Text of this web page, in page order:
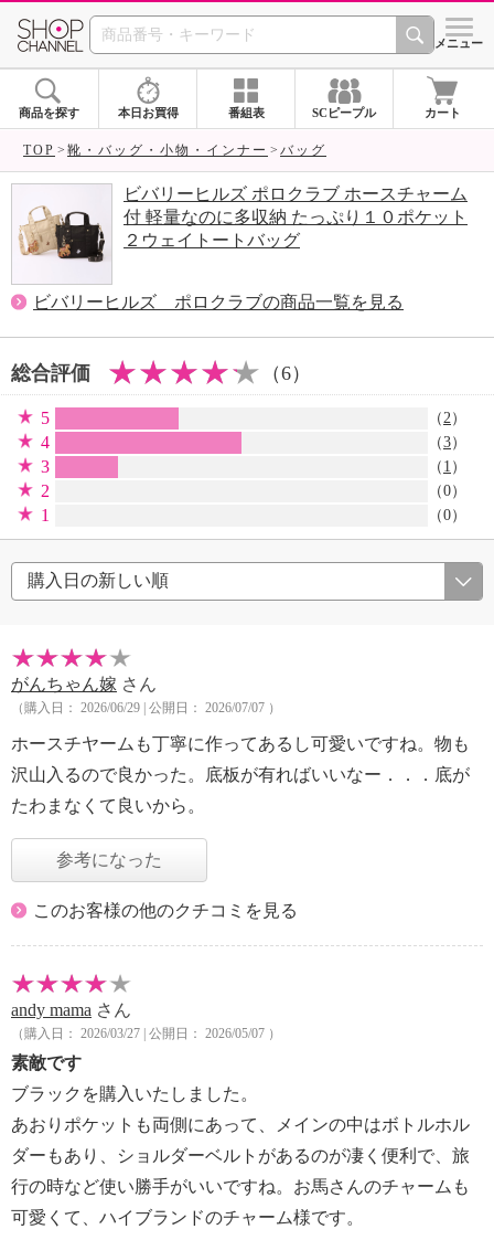
SHOP CHANNEL シメニュー
商品を探す 本日お買得 番組表 SCピープル カート
TOP 靴・バッグ・小物・インナー バッグ
ビバリーヒルズ ポロクラブ ホースチャーム
付 軽量なのに多収納 たっぷり１０ポケット
２ウェイトートバッグ
ビバリーヒルズ ポロクラブの商品一覧を見る
総合評価 （6）
5 （2）
4 （3）
3 （ 1 ）
2 （0）
1 （0）
がんちゃん嫁 さん
（購入日： 2026/06/29 | 公開日： 2026/07/07 ）
ホースチヤームも丁寧に作ってあるし可愛いですね。物も
沢山入るので良かった。底板が有ればいいなー．．．底が
たわまなくて良いから。
参考になった
このお客様の他のクチコミを見る
andy mama さん
（購入日： 2026/03/27 | 公開日： 2026/05/07 ）
素敵です
ブラックを購入いたしました。
あおりポケットも両側にあって、メインの中はボトルホル
ダーもあり、ショルダーベルトがあるのが凄く便利で、旅
行の時など使い勝手がいいですね。お馬さんのチャームも
可愛くて、ハイブランドのチャーム様です。